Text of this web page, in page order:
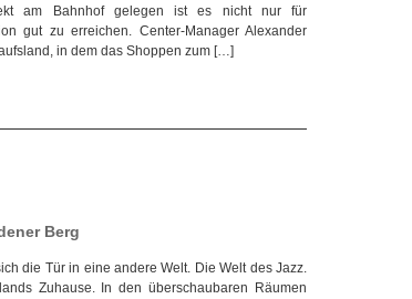
am Bahnhof gelegen ist es nicht nur für
gut zu erreichen. Center-Manager Alexander
in dem das Shoppen zum […]
Berg
die Tür in eine andere Welt. Die Welt des Jazz.
Zuhause. In den überschaubaren Räumen